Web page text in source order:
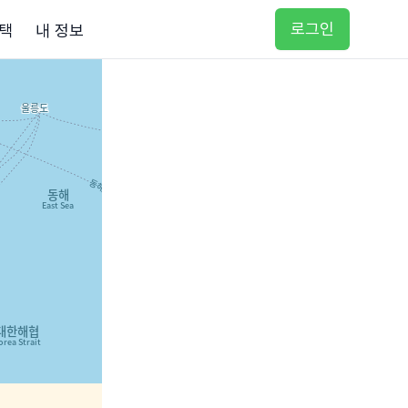
내 정보 로그인